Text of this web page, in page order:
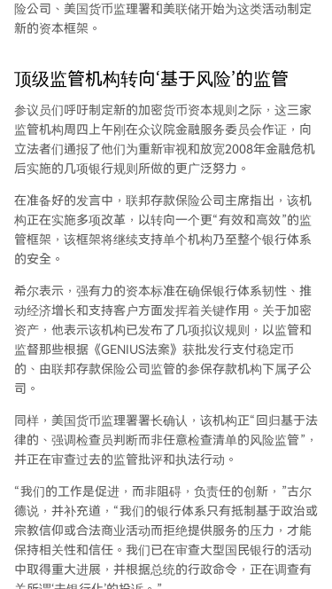
险公司、美国货币监理署和美联储开始为这类活动制定
新的资本框架。
顶级监管机构转向‘基于风险’的监管
参议员们呼吁制定新的加密货币资本规则之际，这三家
监管机构周四上午刚在众议院金融服务委员会作证，向
立法者们通报了他们为重新审视和放宽2008年金融危机
后实施的几项银行规则所做的更广泛努力。
在准备好的发言中，联邦存款保险公司主席指出，该机
构正在实施多项改革，以转向一个更“有效和高效”的监
管框架，该框架将继续支持单个机构乃至整个银行体系
的安全。
希尔表示，强有力的资本标准在确保银行体系韧性、推
动经济增长和支持客户方面发挥着关键作用。关于加密
资产，他表示该机构已发布了几项拟议规则，以监管和
监督那些根据《GENIUS法案》获批发行支付稳定币
的、由联邦存款保险公司监管的参保存款机构下属子公
司。
同样，美国货币监理署署长确认，该机构正“回归基于法
律的、强调检查员判断而非任意检查清单的风险监管”，
并正在审查过去的监管批评和执法行动。
“我们的工作是促进，而非阻碍，负责任的创新，”古尔
德说，并补充道，“我们的银行体系只有抵制基于政治或
宗教信仰或合法商业活动而拒绝提供服务的压力，才能
保持相关性和信任。我们已在审查大型国民银行的活动
中取得重大进展，并根据总统的行政命令，正在调查有